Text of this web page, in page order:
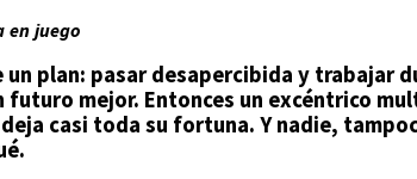
en juego
un plan: pasar desapercibida y trabajar
futuro mejor. Entonces un excéntrico
casi toda su fortuna. Y nadie,